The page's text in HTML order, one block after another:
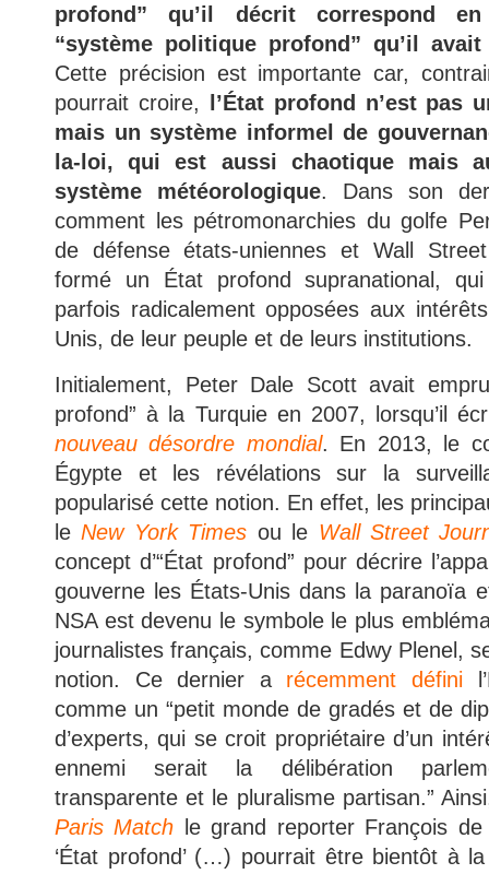
profond” qu’il décrit correspond
“système politique profond” qu’il
Cette précision est importante car,
pourrait croire,
l’État profond n’est pas
mais un système informel de
la-loi, qui est aussi chaotique mais
système météorologique. Dans son
comment les pétromonarchies du golfe
de défense états-uniennes et Wall
formé un État profond supranational,
parfois radicalement opposées aux
Unis, de leur peuple et de leurs institutions.
Initialement, Peter Dale Scott avait
profond” à la Turquie en 2007, lorsqu’il
nouveau désordre mondial. En 2013, le
Égypte et les révélations sur la
popularisé cette notion. En effet, les
leNew York Times ou le Wall Street
concept d’“État profond” pour décrire
gouverne les États-Unis dans la paranoïa
NSA est devenu le symbole le plus
journalistes français, comme Edwy Plenel,
notion. Ce dernier a récemment défini
comme un “petit monde de gradés et de
d’experts, qui se croit propriétaire d’un
ennemi serait la délibération
transparente et le pluralisme partisan.”
Paris Match le grand reporter François de
‘État profond’ (…) pourrait être bientôt à la